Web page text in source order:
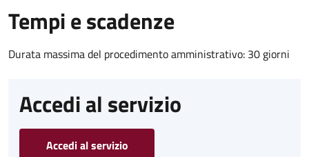
Tempi e scadenze
Durata massima del procedimento amministrativo: 30 giorni
Accedi al servizio
Accedi al servizio